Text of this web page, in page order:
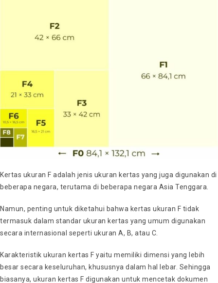
Kertas ukuran F adalah jenis ukuran kertas yang juga digunakan di
beberapa negara, terutama di beberapa negara Asia Tenggara.
Namun, penting untuk diketahui bahwa kertas ukuran F tidak
termasuk dalam standar ukuran kertas yang umum digunakan
secara internasional seperti ukuran A, B, atau C.
Karakteristik ukuran kertas F yaitu memiliki dimensi yang lebih
besar secara keseluruhan, khususnya dalam hal lebar. Sehingga
biasanya, ukuran kertas F digunakan untuk mencetak dokumen